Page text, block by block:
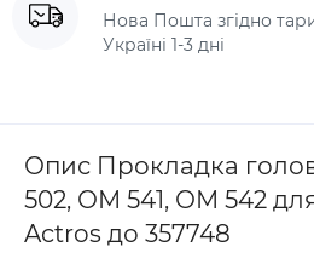
Нова Пошта згідно
Україні 1-3 дні
Опис Прокладка
502, ОМ 541, ОМ 542
Actros до 357748